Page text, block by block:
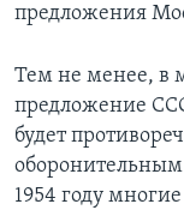
предложения
Тем не менее, в
предложение
будет
1954 году